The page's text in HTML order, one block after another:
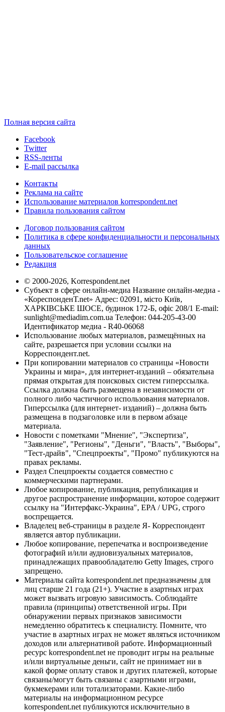
Полная версия сайта
Facebook
Twitter
RSS-ленты
E-mail рассылка
Контакты
Реклама на сайте
Использование материалов korrespondent.net
Правила пользования сайтом
Договор пользования сайтом
Политика в сфере конфиденциальности и персональных
данных
Пользовательское соглашение
Редакция
© 2000-2026, Korrespondent.net
Субъект в сфере онлайн-медиа Название онлайн-медиа -
«КореспонденТ.net» Адрес: 02091, місто Київ,
ХАРКІВСЬКЕ ШОСЕ, будинок 172-Б, офіс 208/1 E-mail:
sunlight@mediadim.com.ua Телефон: 044-205-43-00
Идентификатор медиа - R40-06068
Использование любых материалов, размещённых на
сайте, разрешается при условии ссылки на
Корреспондент.net.
При копировании материалов со страницы «Новости
Украины и мира», для интернет-изданий – обязательна
прямая открытая для поисковых систем гиперссылка.
Ссылка должна быть размещена в независимости от
полного либо частичного использования материалов.
Гиперссылка (для интернет- изданий) – должна быть
размещена в подзаголовке или в первом абзаце
материала.
Новости с пометками "Мнение", "Экспертиза",
"Заявление", "Регионы", "Деньги", "Власть", "Выборы",
"Тест-драйв", "Спецпроекты", "Промо" публикуются на
правах рекламы.
Раздел Спецпроекты создается совместно с
коммерческими партнерами.
Любое копирование, публикация, републикация и
другое распространение информации, которое содержит
ссылку на "Интерфакс-Украина", EPA / UPG, строго
воспрещается.
Владелец веб-страницы в разделе Я- Корреспондент
является автор публикации.
Любое копирование, перепечатка и воспроизведение
фотографий и/или аудиовизуальных материалов,
принадлежащих правообладателю Getty Images, строго
запрещено.
Материалы сайта korrespondent.net предназначены для
лиц старше 21 года (21+). Участие в азартных играх
может вызвать игровую зависимость. Соблюдайте
правила (принципы) ответственной игры. При
обнаружении первых признаков зависимости
немедленно обратитесь к специалисту. Помните, что
участие в азартных играх не может являться источником
доходов или альтернативой работе. Информационный
ресурс korrespondent.net не проводит игры на реальные
и/или виртуальные деньги, сайт не принимает ни в
какой форме оплату ставок и других платежей, которые
связаны/могут быть связаны с азартными играми,
букмекерами или тотализаторами. Какие-либо
материалы на информационном ресурсе
korrespondent.net публикуются исключительно в